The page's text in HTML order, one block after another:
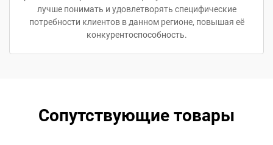
лучше понимать и удовлетворять специфические
потребности клиентов в данном регионе, повышая её
конкурентоспособность.
Сопутствующие товары